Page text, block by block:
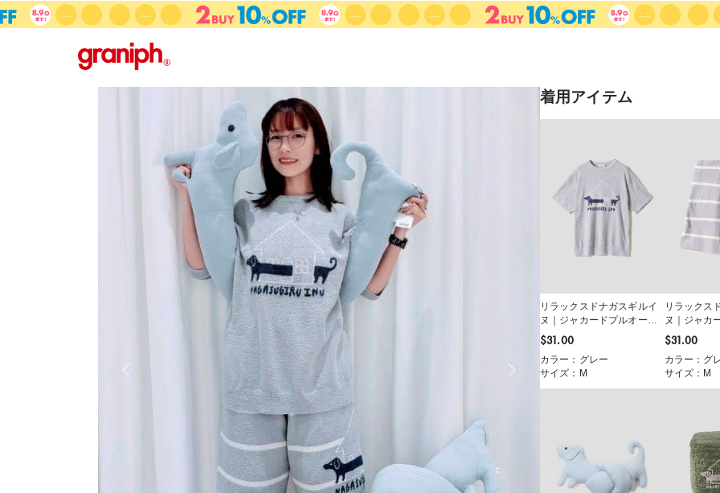
着用アイテム
リラックスドナガスギルイ
ヌ｜ジャカードプルオーバ
ー
$‌31.00
カラー：グレー
サイズ：M
リラックス
ヌ｜ジャカ
ツ
$‌31.00
カラー：グ
サイズ：M